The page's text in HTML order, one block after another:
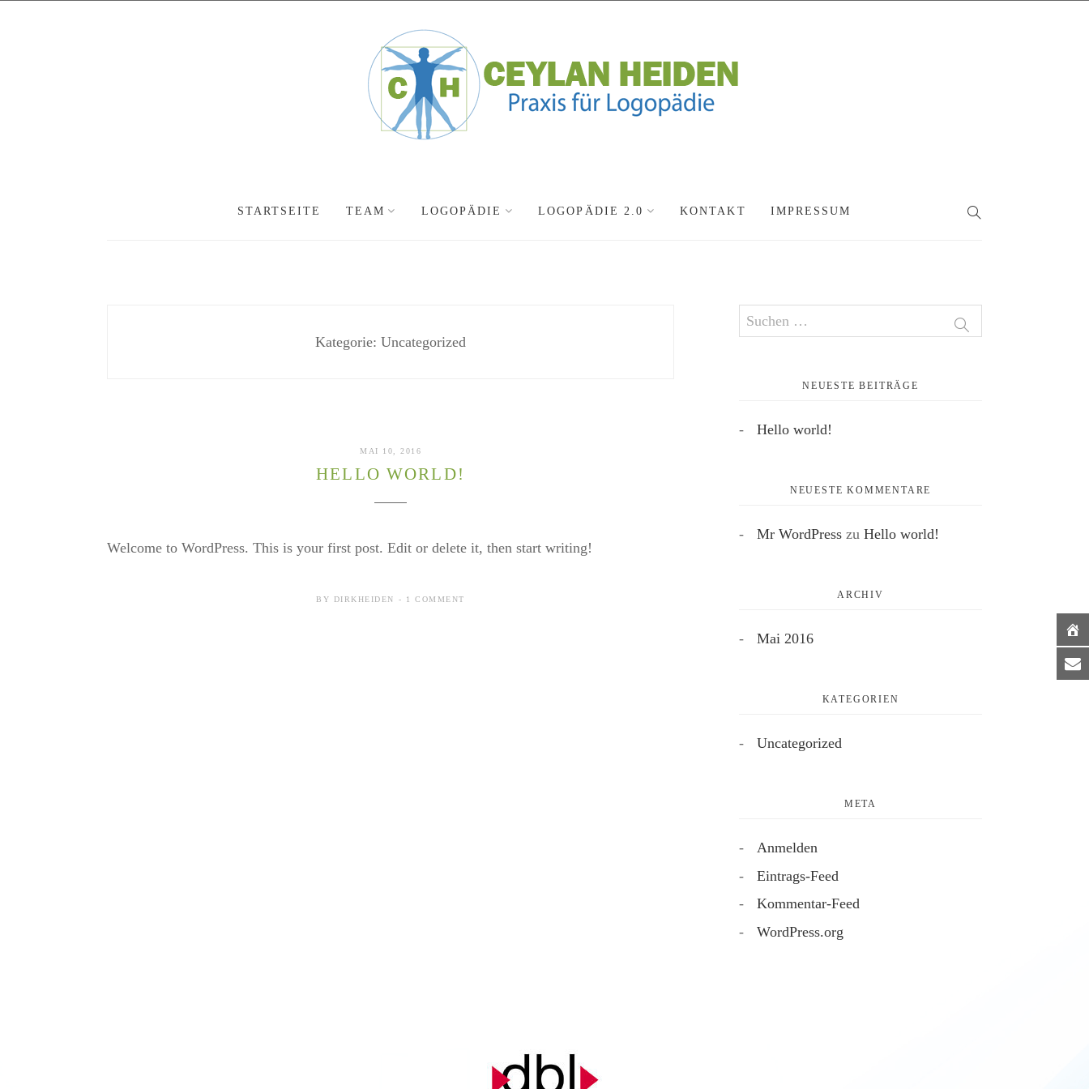
STARTSEITE TEAM LOGOPÄDIE LOGOPÄDIE 2.0 KONTAKT IMPRESSUM SEARCH
Kategorie: Uncategorized
MAI 10, 2016
HELLO WORLD!
Welcome to WordPress. This is your first post. Edit or delete it, then start writing!
BY DIRKHEIDEN 1 COMMENT
Suchen
nach:
NEUESTE BEITRÄGE
Hello world!
NEUESTE KOMMENTARE
Mr WordPresszu Hello world!
ARCHIV
Mai 2016
KATEGORIEN
Uncategorized
META
Anmelden
Eintrags-Feed
Kommentar-Feed
WordPress.org